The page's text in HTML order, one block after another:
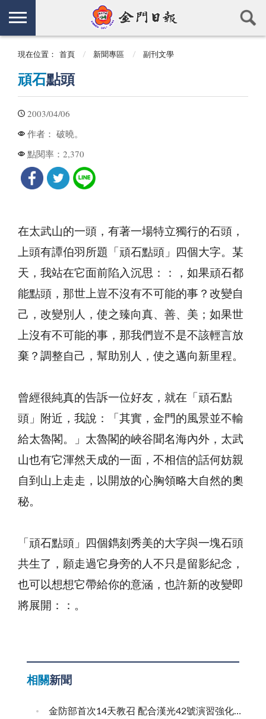
現在位置： 首頁 新聞專區 副刊文學
頑石點頭
2003/04/06
作者： 破曉。
點閱率： 2,370
在太武山的一頭，有著一場特立獨行的石頭，
上頭有譚伯羽所題「頑石點頭」四個大字。某
天，我站在它面前陷入沉思：：，如果頑石都
能點頭，那世上豈不沒有不可能的事？改變自
己，改變別人，使之臻向真、善、美；如果世
上沒有不可能的事，那我們豈不是不該輕言放
棄？調整自己，幫助別人，使之邁向新里程。
曾經很純真的告訴一位好友，就在「頑石點
頭」附近，我說：「其實，金門的風景並不輸
給太魯閣。」太魯閣的峽谷聞名海內外，太武
山也有它渾然天成的一面，不相信的話何妨親
自到山上走走，以開放的心胸領略大自然的奧
秘。
「頑石點頭」四個鐫刻秀美的大字與一塊石頭
共生了，願走過它身旁的人不只是留影紀念，
也可以想想它帶給你的意涵，也許新的改變即
將展開：：。
相關新聞
金防部首次14天教召 配合漢光42號演習強化防衛戰力